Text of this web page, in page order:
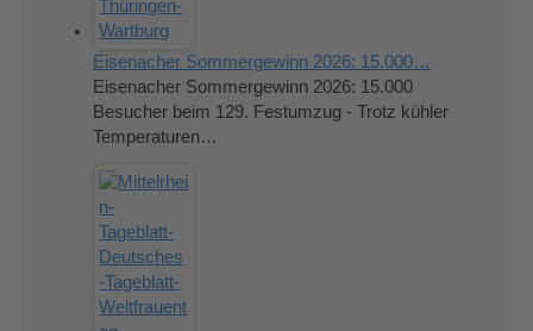
Eisenacher Sommergewinn 2026: 15.000…
Eisenacher Sommergewinn 2026: 15.000
Besucher beim 129. Festumzug - Trotz kühler
Temperaturen…